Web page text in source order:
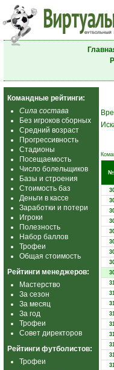
Командные рейтинги:
Сила состава
Без игроков сборных
Средний возраст
Прогрессивность
Стадионы
Посещаемость
Число болельщиков
Базы и строения
Стоимость баз
Деньги в кассе
Заработки и потери
Игроки
Полезность
Набор баллов
Трофеи
Общая стоимость
Рейтинги менеджеров:
Мастерство
За сезон
За месяц
За год
Трофеи
Совет директоров
Рейтинги футболистов:
Трофеи
№